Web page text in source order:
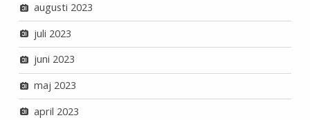
augusti 2023
juli 2023
juni 2023
maj 2023
april 2023